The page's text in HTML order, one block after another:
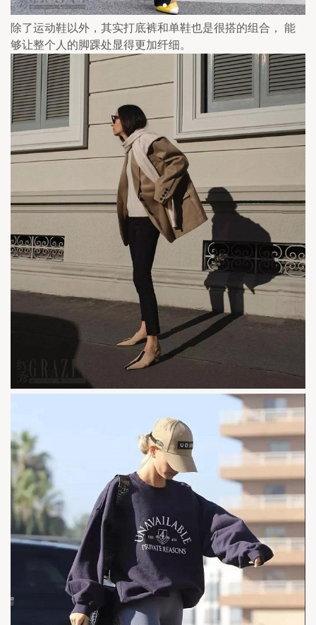
除了运动鞋以外，其实打底裤和单鞋也是很搭的组合， 能
够让整个人的脚踝处显得更加纤细。